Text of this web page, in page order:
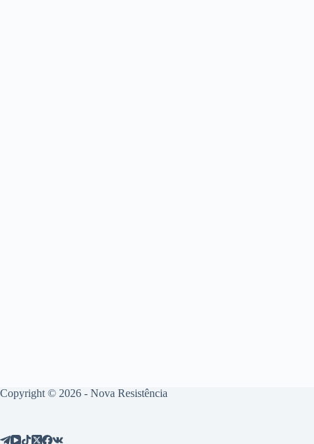
Copyright © 2026 - Nova Resistência